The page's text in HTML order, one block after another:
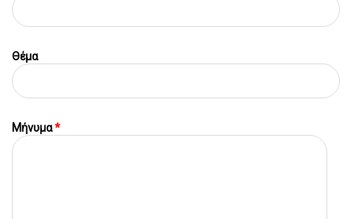
Θέμα
Μήνυμα*